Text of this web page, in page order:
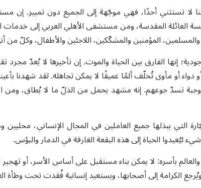
تستثني أحدًا، فهي موجّهة إلى الجميع دون تمييز. إن
العائلة المقدسة، ومن مستشفى الأهلي العربي إلى خدمات
المؤمنين والمشكّكين، اللاجئين والأطفال، وكلّ من
إنها الفارق بين الحياة والموت. إن تأخيرها لا يُعدّ
دواء أو مأوى تُخلّف ألمًا عميقًا لا يمكن تجاهله.لقد شهدنا
تسدّجوعهم. إنه مشهد يحمل من الذلّ ما لا يُطاق، ومن
التي يبذلها جميع العاملين في المجال الإنساني، محليين
ليُعيدوا الحياة إلى هذه البقعة الغارقة في الدمار والبؤس.
والعالم بأسره: لا يمكن بناء مستقبل على أساس الأسر، أو تهجير
الكرامة إلى أصحابها، ويستعيد إنسانية فُقدت تحت وطأة